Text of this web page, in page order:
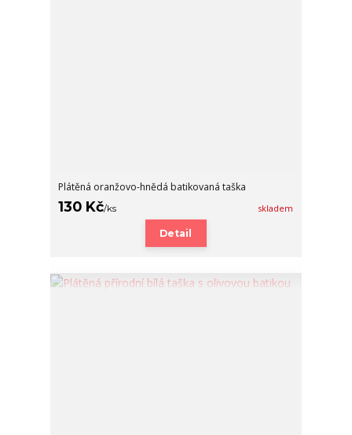
Plátěná oranžovo-hnědá batikovaná taška
130 Kč/ks skladem
Detail